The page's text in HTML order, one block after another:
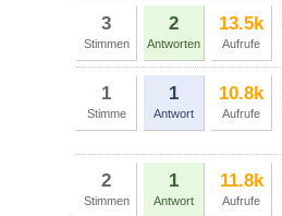
3
Stimmen
2
Antworten
13.5k
Aufrufe
1
Stimme
1
Antwort
10.8k
Aufrufe
2
Stimmen
1
Antwort
11.8k
Aufrufe